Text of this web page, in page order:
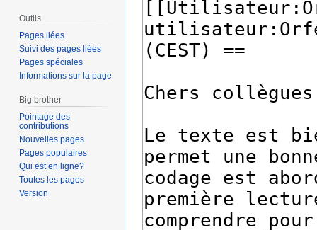
Outils
Pages liées
Suivi des pages liées
Pages spéciales
Informations sur la page
Big brother
Pointage des
contributions
Nouvelles pages
Pages populaires
Qui est en ligne?
Toutes les pages
Version